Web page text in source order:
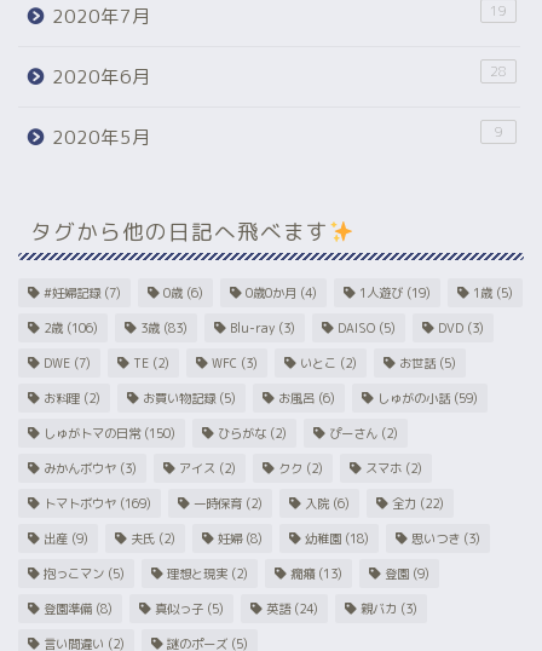
2020年7月 19
2020年6月 28
2020年5月 9
タグから他の日記へ飛べます
#妊婦記録 (7) 0歳 (6) 0歳0か月 (4) 1人遊び (19) 1歳 (5)
2歳 (106) 3歳 (83) Blu-ray (3) DAISO (5) DVD (3)
DWE (7) TE (2) WFC (3) いとこ (2) お世話 (5)
お料理 (2) お買い物記録 (5) お風呂 (6) しゅがの小話 (59)
しゅがトマの日常(150) ひらがな (2) ぴーさん (2)
みかんボウヤ (3) アイス (2) クク (2) スマホ (2)
トマトボウヤ (169) 一時保育 (2) 入院 (6) 全力 (22)
出産 (9) 夫氏 (2) 妊婦(8) 幼稚園 (18) 思いつき (3)
抱っこマン (5) 理想と現実 (2) 癇癪(13) 登園 (9)
登園準備 (8) 真似っ子 (5) 英語(24) 親バカ (3)
言い間違い (2) 謎のポーズ (5)